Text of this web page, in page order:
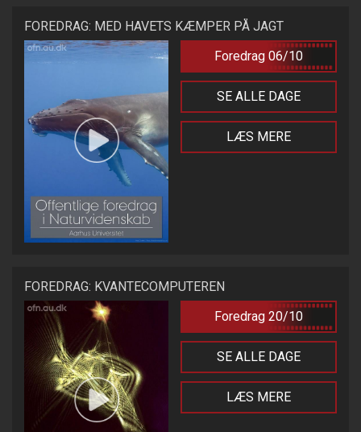
FOREDRAG: MED HAVETS KÆMPER PÅ JAGT
Foredrag 06/10
SE ALLE DAGE
LÆS MERE
FOREDRAG: KVANTECOMPUTEREN
Foredrag 20/10
SE ALLE DAGE
LÆS MERE